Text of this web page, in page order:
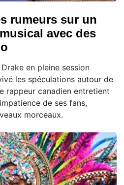
rumeurs sur un
avec des
en pleine session
les spéculations autour de
rappeur canadien entretient
de ses fans,
morceaux.